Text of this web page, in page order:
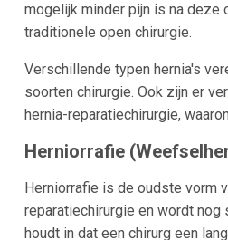
mogelijk minder pijn is na deze
traditionele open chirurgie.
Verschillende typen hernia's
soorten chirurgie. Ook zijn er
hernia-reparatiechirurgie,
Herniorrafie
Herniorrafie is de oudste vorm
reparatiechirurgie en wordt
houdt in dat een chirurg een